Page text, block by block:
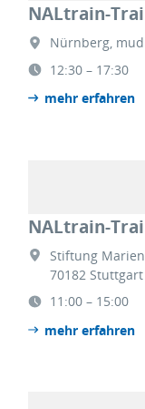
NALtrain-
Nürnberg,
12:30 – 17:30
mehr erfahren
NALtrain-
Stiftung
70182 Stuttgart
11:00 – 15:00
mehr erfahren